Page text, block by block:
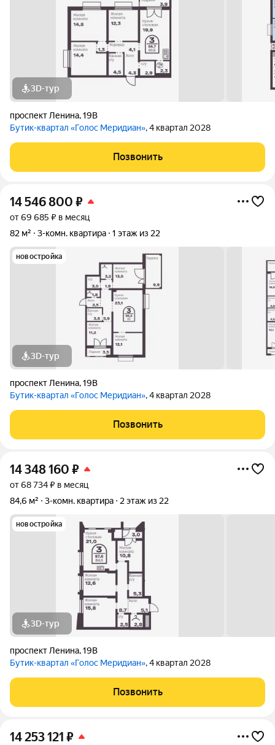
3D-тур
проспект Ленина,19В
Бутик-квартал «Голос Меридиан», 4 квартал 2028
Позвонить
14 546 800 ₽
от 69 685 ₽ в месяц
82 м²
3-комн. квартира 1 этаж из 22
новостройка
3D-тур
проспект Ленина,19В
Бутик-квартал «Голос Меридиан», 4 квартал 2028
Позвонить
14 348 160 ₽
от 68 734 ₽ в месяц
84,6 м²
3-комн. квартира 2 этаж из 22
новостройка
3D-тур
проспект Ленина,19В
Бутик-квартал «Голос Меридиан», 4 квартал 2028
Позвонить
14 253 121 ₽